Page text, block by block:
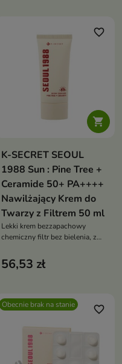

favorite_border
K-SECRET SEOUL
1988 Sun : Pine Tree +
Ceramide 50+ PA++++
Nawilżający Krem do
Twarzy z Filtrem 50 ml
Lekki krem bezzapachowy
chemiczny filtr bez bielenia, z
peptydami koi, wzmacnia barierę
i chroni UVA/UVB
56,53 zł
Obecnie brak na stanie favorite_border